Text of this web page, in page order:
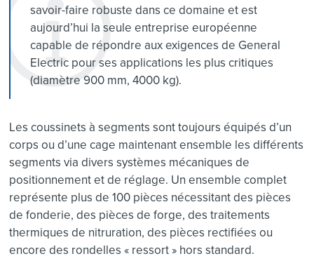
savoir-faire robuste dans ce domaine et est
aujourd’hui la seule entreprise européenne
capable de répondre aux exigences de General
Electric pour ses applications les plus critiques
(diamètre 900 mm, 4000 kg).
Les coussinets à segments sont toujours équipés d’un
corps ou d’une cage maintenant ensemble les différents
segments via divers systèmes mécaniques de
positionnement et de réglage. Un ensemble complet
représente plus de 100 pièces nécessitant des pièces
de fonderie, des pièces de forge, des traitements
thermiques de nitruration, des pièces rectifiées ou
encore des rondelles « ressort » hors standard.